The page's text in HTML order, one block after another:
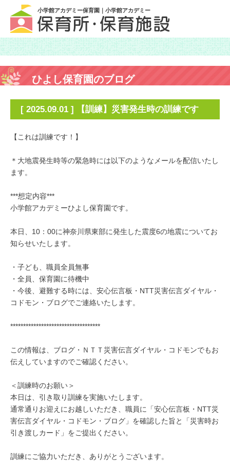
小学館アカデミー保育園｜小学館アカデミー
ひよし保育園のブログ
[ 2025.09.01 ] 【訓練】災害発生時の訓練です
【これは訓練です！】
＊大地震発生時等の緊急時には以下のようなメールを配信いたし
ます。
***想定内容***
小学館アカデミーひよし保育園です。
本日、10：00に神奈川県東部に発生した震度6の地震についてお
知らせいたします。
・子ども、職員全員無事
・全員、保育園に待機中
・今後、避難する時には、安心伝言板・NTT災害伝言ダイヤル・
コドモン・ブログでご連絡いたします。
***********************************
この情報は、ブログ・ＮＴＴ災害伝言ダイヤル・コドモンでもお
伝えしていますのでご確認ください。
＜訓練時のお願い＞
本日は、引き取り訓練を実施いたします。
通常通りお迎えにお越しいただき、職員に「安心伝言板・NTT災
害伝言ダイヤル・コドモン・ブログ」を確認した旨と「災害時お
引き渡しカード」をご提出ください。
訓練にご協力いただき、ありがとうございます。